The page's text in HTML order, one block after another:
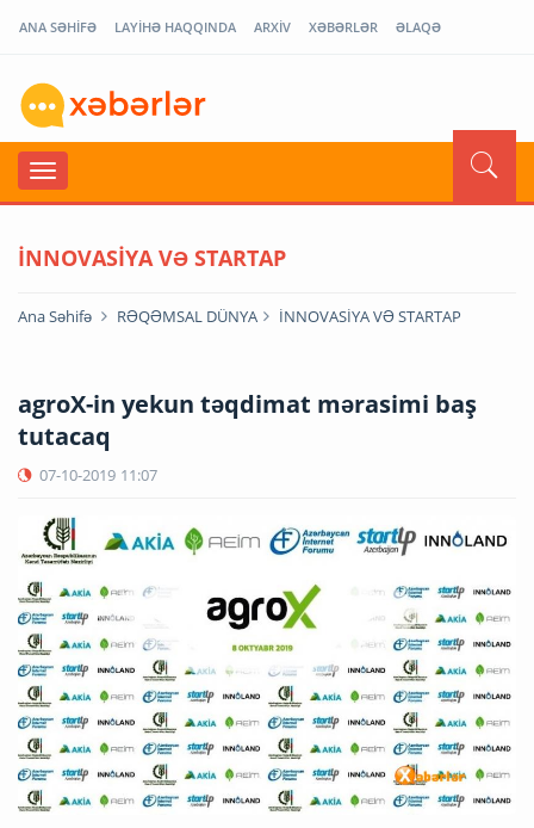
ANA SƏHİFƏ LAYİHƏ HAQQINDA ARXİV XƏBƏRLƏR ƏLAQƏ
İNNOVASİYA VƏ STARTAP
Ana Səhifə RƏQƏMSAL DÜNYA İNNOVASİYA VƏ STARTAP
agroX-in yekun təqdimat mərasimi baş
tutacaq
07-10-2019 11:07